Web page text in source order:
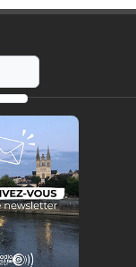
https://radio-g.fr?18155